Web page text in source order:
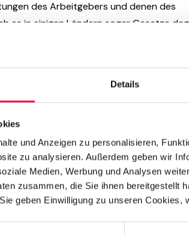
Details
und Anzeigen zu personalisieren,
zu analysieren. Außerdem geben wir
Medien, Werbung und Analysen
zusammen, die Sie ihnen bereitgestellt
geben Einwilligung zu unseren Cookies,
des Arbeitgebers und denen des
es in einigen Ländern sogar Gesetze
und Arbeitnehmer tun können, um klare
Erstens kann man als Arbeitgeber
einrichten und Prüfungen der
oder Warteschlangen nur zu
die meisten mobilen VoIP-Apps
Kollegen und der Telefonanlage
im Feierabend, Ihre wohlverdiente Ruhe
werden können un Ihre private Zeit zu
Ihnen erlaubt, können Sie sich in